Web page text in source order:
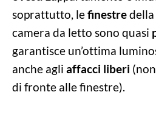
soprattutto, lefinestre
camera da letto sono quasi
garantisce un’ottima
anche agli affacci liberi
di fronte alle finestre).